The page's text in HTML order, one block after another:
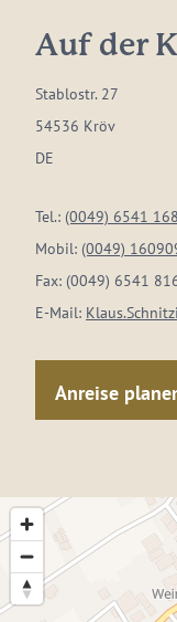
Auf der
Stablostr. 27
54536 Kröv
DE
Tel.: (0049) 6541
Mobil: (0049)
Fax: (0049) 6541
E-Mail:
Anreise